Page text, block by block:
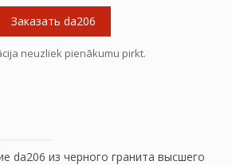
Заказать da206
neuzliek pienākumu pirkt.
da206 из черного гранита высшего